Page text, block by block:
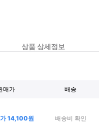
상품 상세정보
매가 배송
14,100원 배송비 확인